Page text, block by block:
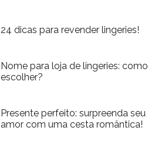
24 dicas para revender lingeries!
Nome para loja de lingeries: como
escolher?
Presente perfeito: surpreenda seu
amor com uma cesta romântica!